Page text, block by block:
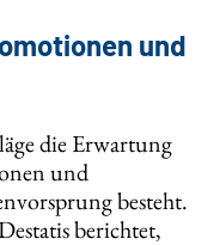
und
die Erwartung
und
besteht.
berichtet,